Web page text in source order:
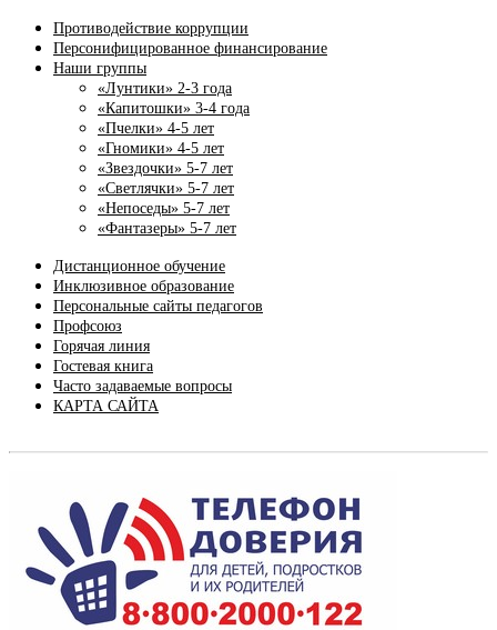
Противодействие коррупции
Персонифицированное финансирование
Наши группы
«Лунтики» 2-3 года
«Капитошки» 3-4 года
«Пчелки» 4-5 лет
«Гномики» 4-5 лет
«Звездочки» 5-7 лет
«Светлячки» 5-7 лет
«Непоседы» 5-7 лет
«Фантазеры» 5-7 лет
Дистанционное обучение
Инклюзивное образование
Персональные сайты педагогов
Профсоюз
Горячая линия
Гостевая книга
Часто задаваемые вопросы
КАРТА САЙТА